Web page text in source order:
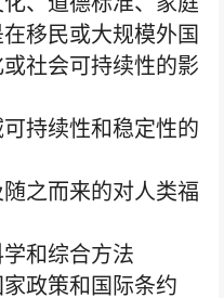
移民或大规模外国
社会可持续性的影
持续性和稳定性的
之而来的对人类福
和综合方法
政策和国际条约